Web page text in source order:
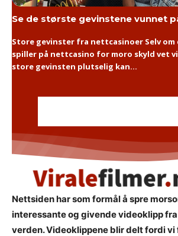
Se de største gevinstene vunnet
Store gevinster fra nettcasinoer Selv om
spiller på nettcasino for moro skyld vet
store gevinsten plutselig kan...
Nettsiden har som formål å spre
interessante og givende videoklipp
verden. Videoklippene blir delt fordi